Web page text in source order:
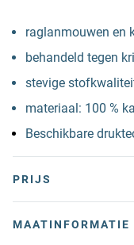
raglanmouwen en
behandeld tegen
stevige
materiaal: 100 %
Beschikbare
PRIJS
MAATINFORMATIE